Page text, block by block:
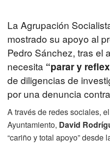
La Agrupación
mostrado su apoyo al
Pedro Sánchez, tras el
necesita “parar y
de diligencias de
por una denuncia
A través de redes sociales,
Ayuntamiento, David
“cariño y total apoyo” desde